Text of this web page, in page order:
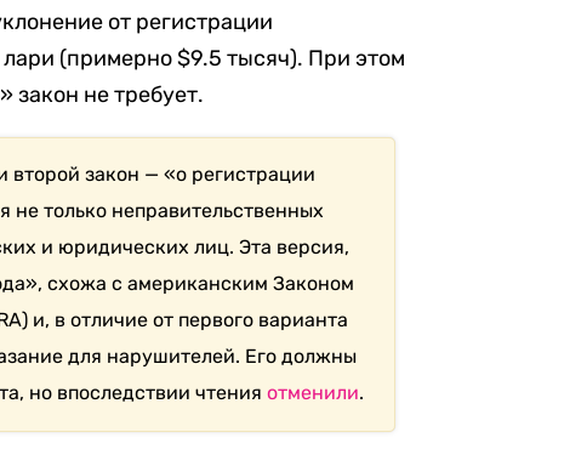
от регистрации
(примерно $9.5 тысяч). При этом
закон не требует.
второй закон — «о регистрации
не только неправительственных
и юридических лиц. Эта версия,
схожа с американским Законом
и, в отличие от первого варианта
для нарушителей. Его должны
но впоследствии чтенияотменили.